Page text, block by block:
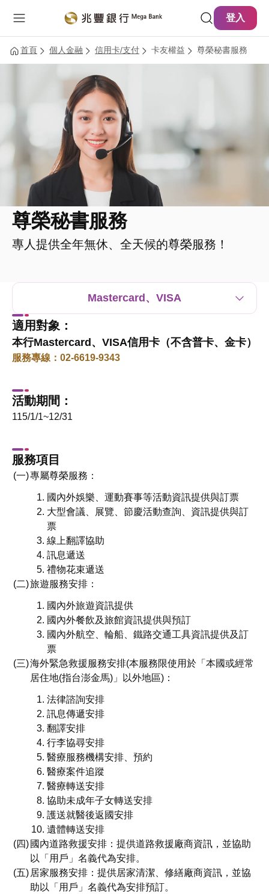
登入
首頁 個人金融 信用卡/支付 卡友權益 尊榮秘書服務
尊榮秘書服務
專人提供全年無休、全天候的尊榮服務！
Mastercard、VISA
適用對象：
本行Mastercard、VISA信用卡（不含普卡、金卡）
服務專線：02-6619-9343
活動期間：
115/1/1~12/31
服務項目
專屬尊榮服務：
國內外娛樂、運動賽事等活動資訊提供與訂票
大型會議、展覽、節慶活動查詢、資訊提供與訂
票
線上翻譯協助
訊息遞送
禮物花束遞送
旅遊服務安排：
國內外旅遊資訊提供
國內外餐飲及旅館資訊提供與預訂
國內外航空、輪船、鐵路交通工具資訊提供及訂
票
海外緊急救援服務安排(本服務限使用於「本國或經常
居住地(指台澎金馬)」以外地區)：
法律諮詢安排
訊息傳遞安排
翻譯安排
行李協尋安排
醫療服務機構安排、預約
醫療案件追蹤
醫療轉送安排
協助未成年子女轉送安排
護送就醫後返國安排
遺體轉送安排
國內道路救援安排：提供道路救援廠商資訊，並協助
以「用戶」名義代為安排。
居家服務安排：提供居家清潔、修繕廠商資訊，並協
助以「用戶」名義代為安排預訂。